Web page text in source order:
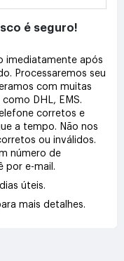
é seguro!
imediatamente após
Processaremos seu
com muitas
DHL, EMS.
corretos e
a tempo. Não nos
ou inválidos.
número de
por e-mail.
úteis.
mais detalhes.